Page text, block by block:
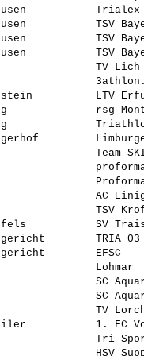
Leverkusen
Leverkusen
Linden
SC
1.